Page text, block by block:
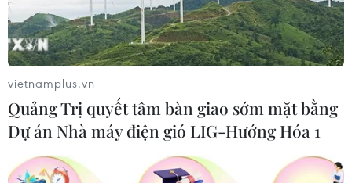
năm 2025 sẽ có thêm 100 triệu người mắc bệnh mãn
tính này và chi phí điều trị hen suyễn lớn hơn cả tổng chi
phí cho điều trị bệnh lao và HIV.
vietnamplus.vn
Quảng Trị quyết tâm bàn giao sớm mặt bằng
Dự án Nhà máy điện gió LIG-Hướng Hóa 1